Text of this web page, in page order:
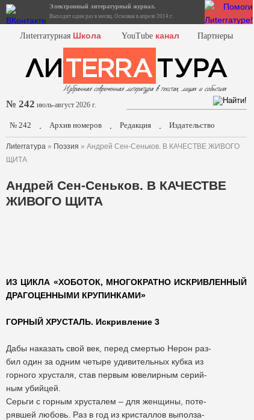
Электронный литературный журнал.
Выходит один раз в месяц. Основан в апреле 2014 г.
Лиterraтурная Школа YouTube канал Партнеры
№ 242 июль-август 2026 г.
№ 242 . Архив номеров . Редакция . Издательство
Лиterraтура » Поэзия » Андрей Сен-Сеньков. В КАЧЕСТВЕ ЖИВОГО
ЩИТА
Андрей Сен-Сеньков. В КАЧЕСТВЕ
ЖИВОГО ЩИТА
ИЗ ЦИКЛА «ХОБОТОК, МНОГОКРАТНО ИСКРИВЛЕННЫЙ
ДРАГОЦЕННЫМИ КРУПИНКАМИ»
ГОРНЫЙ ХРУСТАЛЬ. Искривление 3
Дабы наказать свой век, перед смертью Нерон раз-
бил один за одним четыре удивительных кубка из
горного хрусталя, став первым ювелирным серий-
ным убийцей.
Серьги с горным хрусталем – для женщины, поте-
рявшей любовь. Раз в год из кристаллов выполза-